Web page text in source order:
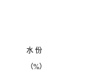
水 份
（%）